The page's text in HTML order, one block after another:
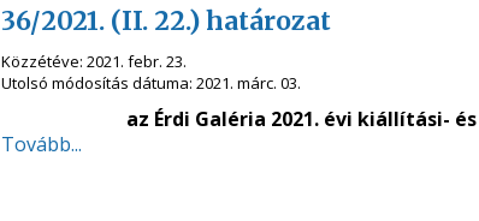
36/2021. (II. 22.) határozat
Közzétéve: 2021. febr. 23.
Utolsó módosítás dátuma: 2021. márc. 03.
az Érdi Galéria 2021. évi kiállítási-
Tovább...